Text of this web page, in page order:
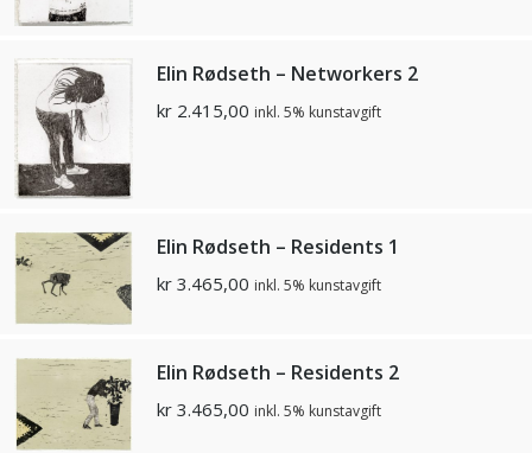
Elin Rødseth – Networkers 2
kr 2.415,00 inkl. 5% kunstavgift
Elin Rødseth – Residents 1
kr 3.465,00 inkl. 5% kunstavgift
Elin Rødseth – Residents 2
kr 3.465,00 inkl. 5% kunstavgift